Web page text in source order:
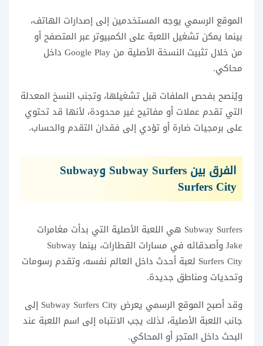
الموقع الرسمي يوجه المستخدمين إلى إصدارات الهاتف،
بينما يمكن تشغيل اللعبة على الكمبيوتر عبر المتصفح أو
من خلال تثبيت النسخة الأصلية من Google Play داخل
محاكي.
ويُنصح بفحص الملفات قبل تشغيلها، وتجنب النسخ المعدلة
التي تقدم عملات أو مفاتيح غير محدودة، لأنها قد تحتوي
على برمجيات ضارة أو تؤدي إلى فقدان التقدم والحساب.
الفرق بين Subway Surfers وSubway
Surfers City
Subway Surfers هي اللعبة الأصلية التي بدأت مغامرات
Jake وأصدقائه في مسارات القطارات، بينما Subway
Surfers City لعبة أحدث داخل العالم نفسه، وتقدم رسومات
وتحديات ومناطق جديدة.
وقد أصبح الموقع الرسمي يعرض Subway Surfers City إلى
جانب اللعبة الأصلية، لذلك يجب الانتباه إلى اسم اللعبة عند
البحث داخل المتجر أو المحاكي.